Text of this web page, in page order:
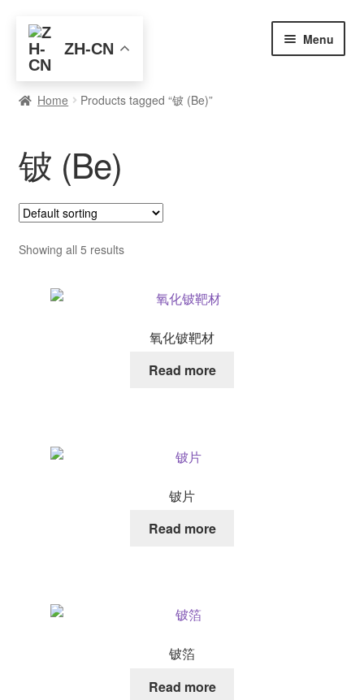
Skip
navigation
Skip
content
Menu
首页
元素查询
买家入门
博客
关于我们
Home Products tagged “铍 (Be)”
铍 (Be)
Showing all 5 results
氧化铍靶材
Read more
铍片
Read more
铍箔
Read more
ZH-CN